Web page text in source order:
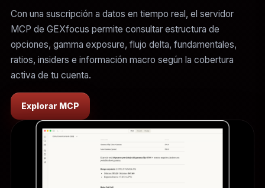
Con una suscripción a datos en tiempo real, el servidor
MCP de GEXfocus permite consultar estructura de
opciones, gamma exposure, flujo delta, fundamentales,
ratios, insiders e información macro según la cobertura
activa de tu cuenta.
Explorar MCP